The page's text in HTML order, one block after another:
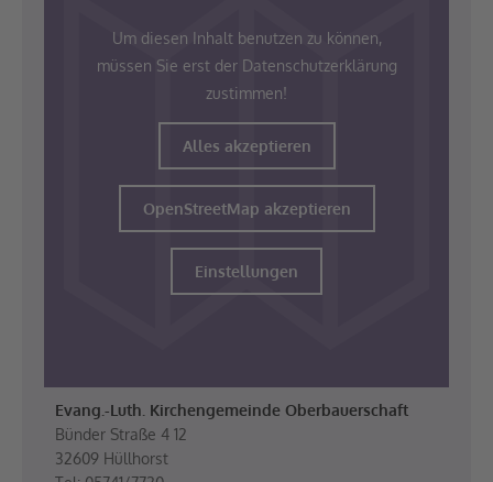
Um diesen Inhalt benutzen zu können,
müssen Sie erst der Datenschutzerklärung
zustimmen!
Alles akzeptieren
OpenStreetMap akzeptieren
Einstellungen
Evang.-Luth. Kirchengemeinde Oberbauerschaft
Bünder Straße 4 12
32609 Hüllhorst